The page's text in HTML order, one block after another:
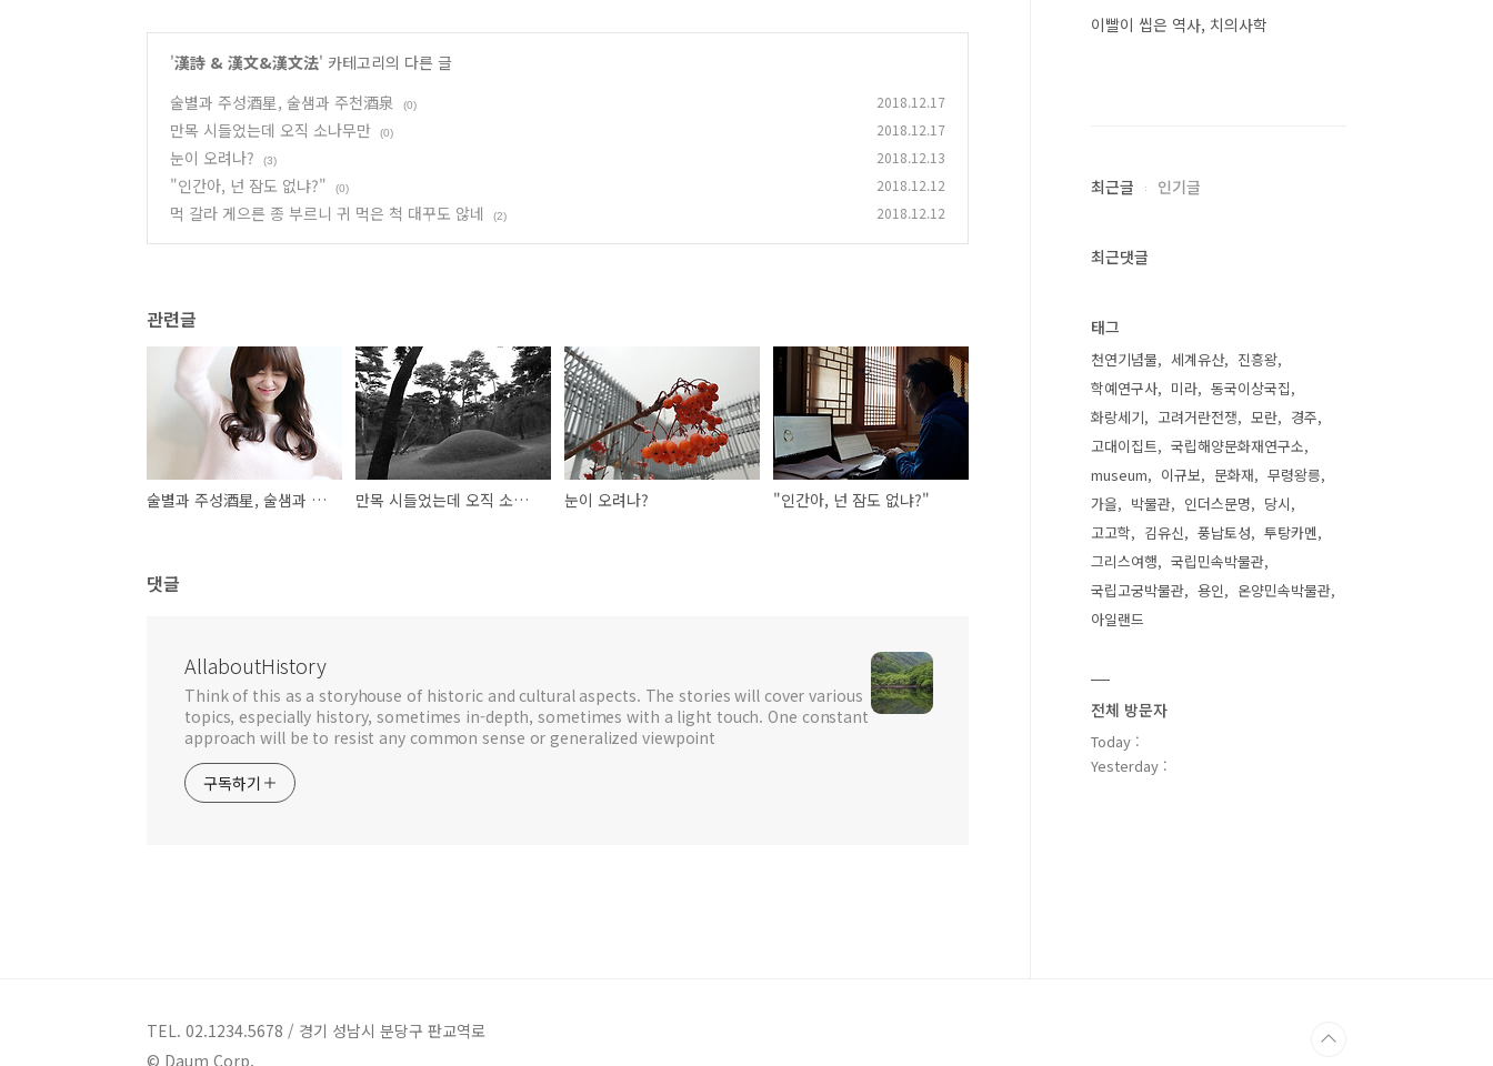
'漢詩 & 漢文&漢文法' 카테고리의 다른 글
술별과 주성酒星, 술샘과 주천酒泉
(0) 2018.12.17
만목 시들었는데 오직 소나무만 (0) 2018.12.17
눈이 오려나? (3) 2018.12.13
"인간아, 넌 잠도 없냐?" (0) 2018.12.12
먹 갈라 게으른 종 부르니 귀 먹은 척 대꾸도 않네 (2) 2018.12.12
관련글
술별과 주성酒星, 술샘과 주천酒泉 만목 시들었는데 오직 소나무만 눈이 오려나? "인간아, 넌 잠도 없냐?"
댓글
AllaboutHistory
Think of this as a storyhouse of historic and cultural aspects. The stories will cover various
topics, especially history, sometimes in-depth, sometimes with a light touch. One constant
approach will be to resist any common sense or generalized viewpoint
구독하기
이빨이 씹은 역사, 치의사학
최근글 인기글
최근댓글
태그
천연기념물 세계유산
진흥왕
학예연구사
미라
동국이상국집
화랑세기
고려거란전쟁 모란
경주
고대이집트
국립해양문화재연구소
museum
이규보 문화재
무령왕릉
가을
박물관 인더스문명
당시
고고학
김유신 풍납토성
투탕카멘
그리스여행
국립민속박물관
국립고궁박물관
용인
온양민속박물관
아일랜드
전체 방문자
Today :
Yesterday :
TEL. 02.1234.5678 / 경기 성남시 분당구 판교역로
© Daum Corp.